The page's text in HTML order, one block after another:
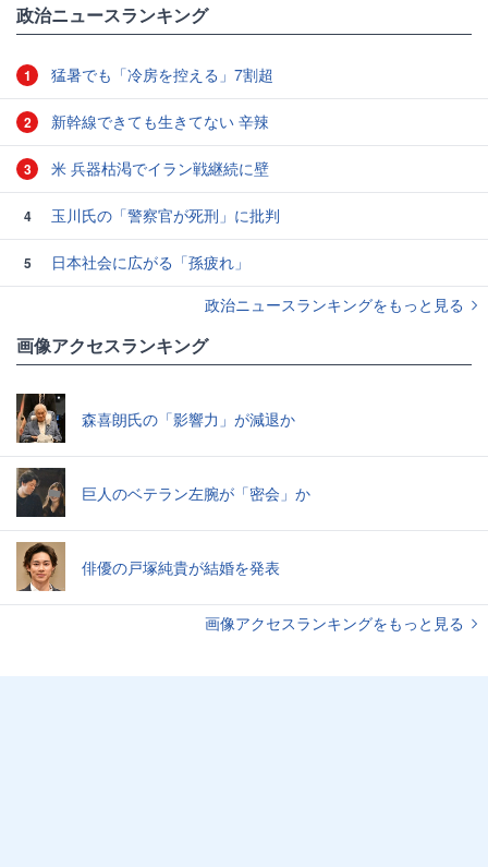
政治ニュースランキング
1 猛暑でも「冷房を控える」7割超
2 新幹線できても生きてない 辛辣
3 米 兵器枯渇でイラン戦継続に壁
4 玉川氏の「警察官が死刑」に批判
5
日本社会に広がる「孫疲れ」
政治ニュースランキングをもっと見る
画像アクセスランキング
森喜朗氏の「影響力」が減退か
巨人のベテラン左腕が「密会」か
俳優の戸塚純貴が結婚を発表
画像アクセスランキングをもっと見る